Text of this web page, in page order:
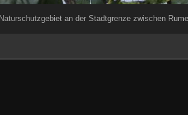
an der Stadtgrenze zwischen